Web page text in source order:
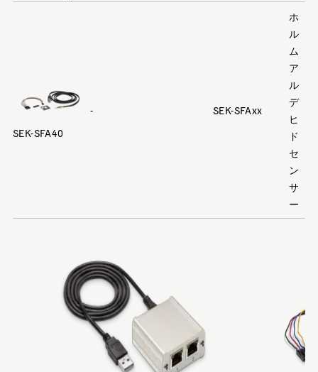
SEK-SFA40
- SEK-SFAxx
ホ
ル
ム
ア
ル
デ
ヒ
ド
セ
ン
サ
ー